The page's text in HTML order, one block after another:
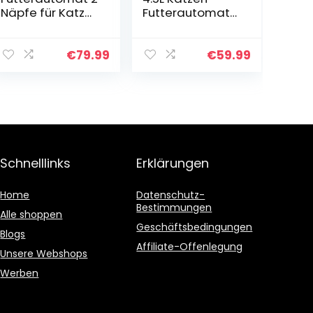
Näpfe für Katze
Automatisierte
Edelstahlschüss
Tag für
Haustiere
€79.99
Futterautomat
Futterspender
,
täglich –
Plug-in-Strom
€59.99
Schnelllinks
Home
Alle shoppen
Blogs
Unsere Webshops
Werben
Erklärungen
Datenschutz-
Bestimmungen
Geschäftsbedingungen
Affiliate-Offenlegung